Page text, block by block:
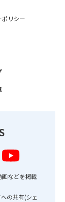
ポリシー
画などを掲載
の共有(シェ